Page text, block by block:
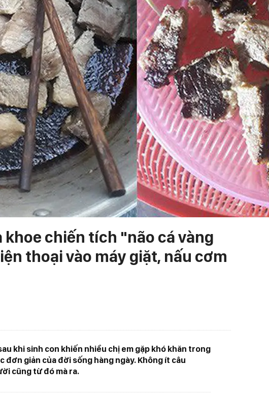
chiến tích "não cá vàng
thoại vào máy giặt, nấu cơm
khi sinh con khiến nhiều chị em gặp khó khăn trong
đơn giản của đời sống hàng ngày. Không ít câu
cũng từ đó mà ra.